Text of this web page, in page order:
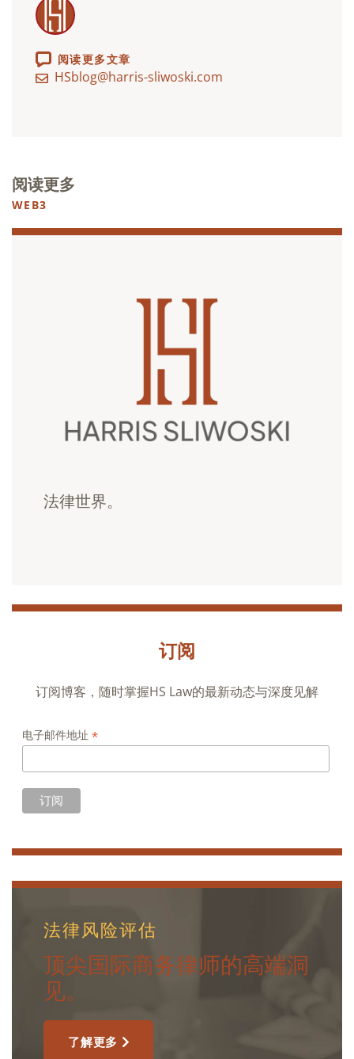
阅读更多文章
HSblog@harris-sliwoski.com
阅读更多
WEB3
法律世界。
订阅
订阅博客，随时掌握HS Law的最新动态与深度见解
电子邮件地址 *
法律风险评估
顶尖国际商务律师的高端洞
见。
了解更多